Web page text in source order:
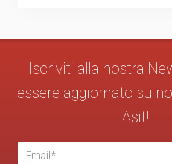
Iscriviti alla nostra
essere aggiornato su
Asit!